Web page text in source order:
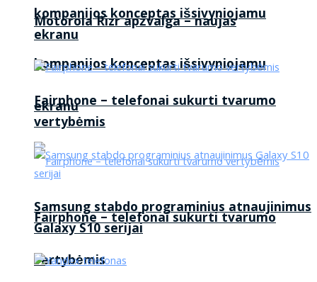
Motorola Rizr apžvalga – naujas
kompanijos konceptas išsivyniojamu
ekranu
Fairphone – telefonai sukurti tvarumo
vertybėmis
kompanijos konceptas išsivyniojamu
ekranu
Fairphone – telefonai sukurti tvarumo
vertybėmis
Samsung stabdo programinius atnaujinimus
Galaxy S10 serijai